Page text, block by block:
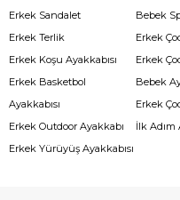
Erkek Sandalet
Erkek Terlik
Erkek Koşu Ayakkabısı
Erkek Basketbol
Ayakkabısı
Erkek Outdoor Ayakkabı
Erkek Yürüyüş Ayakkabısı
Bebek
Erkek
Erkek
Bebek
Erkek
İlk Adım